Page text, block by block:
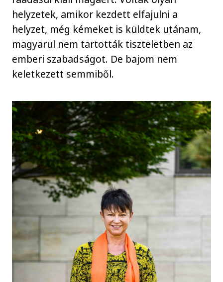
helyzetek, amikor kezdett elfajulni a
helyzet, még kémeket is küldtek utánam,
magyarul nem tartották tiszteletben az
emberi szabadságot. De bajom nem
keletkezett semmiből.